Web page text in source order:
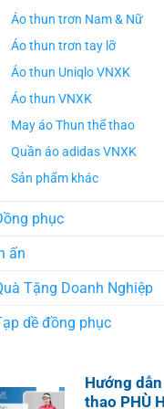
Áo thun trơn Nam & Nữ
Áo thun trơn tay lỡ
Áo thun Uniqlo VNXK
Áo thun VNXK
May áo Thun thể thao
Quần áo adidas VNXK
Sản phẩm khác
phục
ấn
Tặng Doanh Nghiệp
dề đồng phục
Hướng
thao PHÙ